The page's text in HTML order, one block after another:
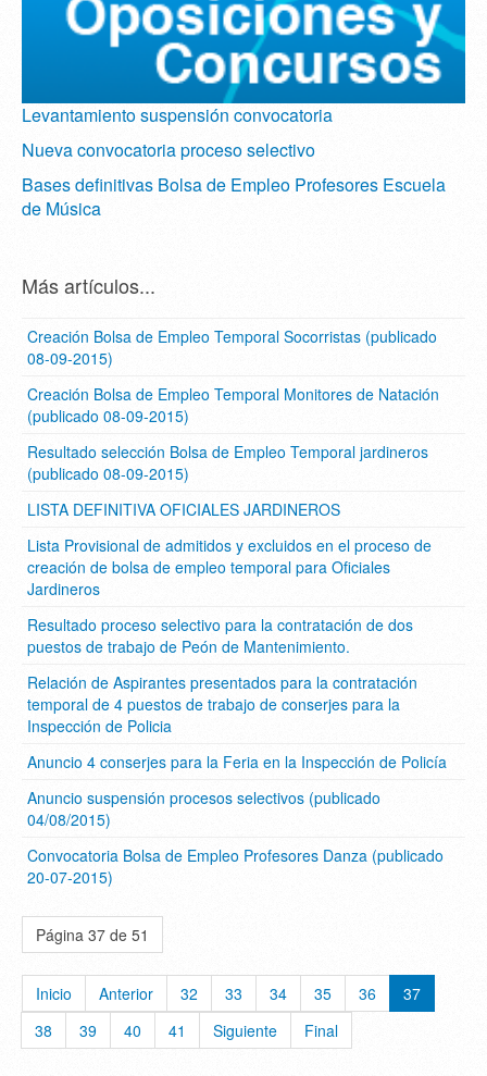
Levantamiento suspensión convocatoria
Nueva convocatoria proceso selectivo
Bases definitivas Bolsa de Empleo Profesores Escuela
de Música
Más artículos...
Creación Bolsa de Empleo Temporal Socorristas (publicado
08-09-2015)
Creación Bolsa de Empleo Temporal Monitores de Natación
(publicado 08-09-2015)
Resultado selección Bolsa de Empleo Temporal jardineros
(publicado 08-09-2015)
LISTA DEFINITIVA OFICIALES JARDINEROS
Lista Provisional de admitidos y excluidos en el proceso de
creación de bolsa de empleo temporal para Oficiales
Jardineros
Resultado proceso selectivo para la contratación de dos
puestos de trabajo de Peón de Mantenimiento.
Relación de Aspirantes presentados para la contratación
temporal de 4 puestos de trabajo de conserjes para la
Inspección de Policia
Anuncio 4 conserjes para la Feria en la Inspección de Policía
Anuncio suspensión procesos selectivos (publicado
04/08/2015)
Convocatoria Bolsa de Empleo Profesores Danza (publicado
20-07-2015)
Página 37 de 51
Inicio Anterior 32 33 34 35 36
37
38
39 40 41 Siguiente Final